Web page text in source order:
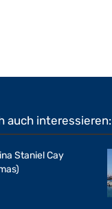
auch interessieren:
Staniel Cay